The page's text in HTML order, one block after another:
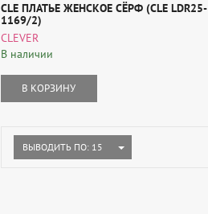
CLE ПЛАТЬЕ ЖЕНСКОЕ СЁРФ (CLE LDR25-
1169/2)
CLEVER
В наличии
В КОРЗИНУ
ВЫВОДИТЬ ПО: 15 TOGGLE DROPDOWN